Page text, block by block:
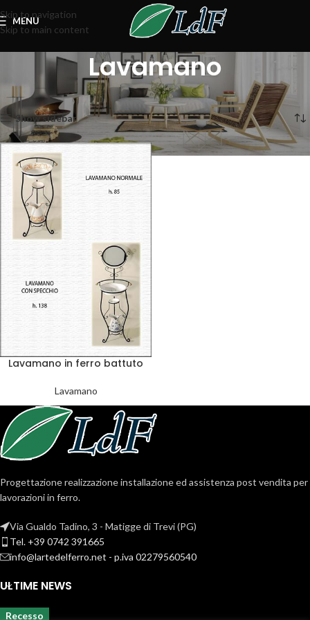
Skip to navigation
Skip to main content
MENU
Lavamano
Home Accessori Lavamano Visualizzazione del risultato
Show sidebar
Lavamano in ferro battuto
Lavamano
Progettazione realizzazione installazione ed assistenza post vendita per
lavorazioni in ferro.
Via Gualdo Tadino, 3 - Matigge di Trevi (PG)
Tel. +39 0742 391665
info@lartedelferro.net - p.iva 02279560540
ULTIME NEWS
Recesso